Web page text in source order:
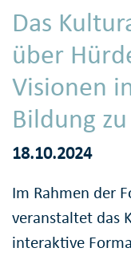
Das
über
Visionen
Bildung
18.10.2024
Im Rahmen der
veranstaltet das
interaktive